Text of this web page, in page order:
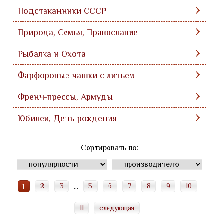
Подстаканники СССР
Природа, Семья, Православие
Рыбалка и Охота
Фарфоровые чашки с литьем
Френч-прессы, Армуды
Юбилеи, День рождения
Сортировать по:
1 2 3 ... 5 6 7 8 9 10
11 следующая